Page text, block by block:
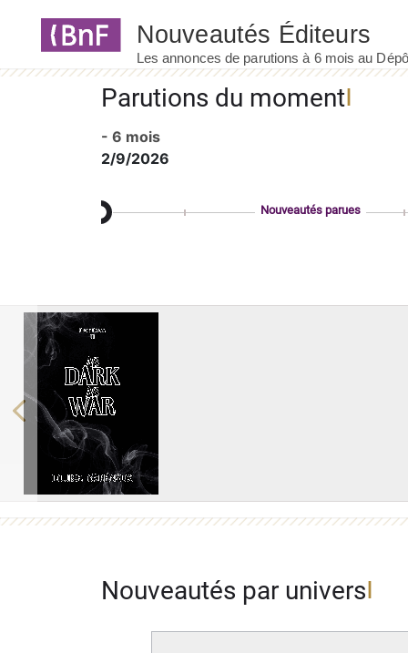
Parutions du moment
- 6 mois
2/9/2026
Nouveautés parues
Previous
Nouveautés par univers